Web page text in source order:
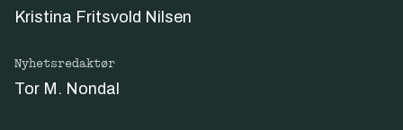
Kristina Fritsvold Nilsen
Nyhetsredaktør
Tor M. Nondal